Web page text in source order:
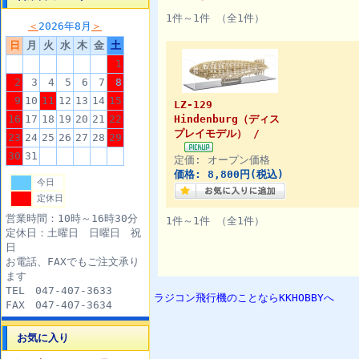
＜ 2026年8月 ＞
日
月 火 水 木 金 土
1
2
3 4 5 6 7
8
9 10 11 12 13 14 15
16 17 18 19 20 21 22
23 24 25 26 27 28 29
30 31
今日
定休日
営業時間：10時～16時30分
定休日：土曜日 日曜日 祝
日
お電話、FAXでもご注文承り
ます
TEL 047-407-3633
FAX 047-407-3634
お気に入り
1件～1件 （全1件）
LZ-129
Hindenburg（ディス
プレイモデル） /
定価: オープン価格
価格: 8,800円(税込)
1件～1件 （全1件）
ラジコン飛行機のことならKKHOBBYへ